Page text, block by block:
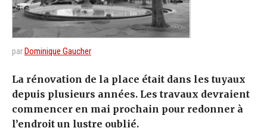
par Dominique Gaucher
La rénovation de la place était dans les tuyaux
depuis plusieurs années. Les travaux devraient
commencer en mai prochain pour redonner à
l’endroit un lustre oublié.